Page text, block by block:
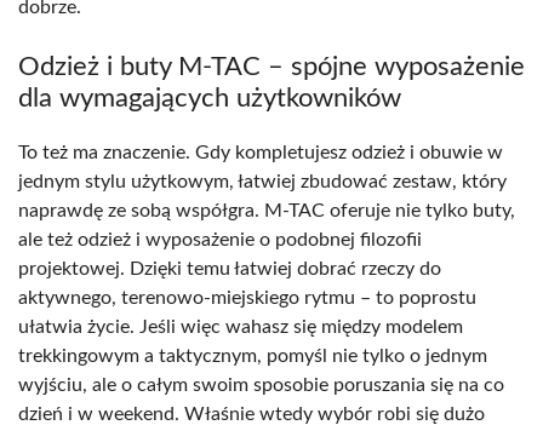
dobrze.
Odzież i buty M-TAC – spójne wyposażenie
dla wymagających użytkowników
To też ma znaczenie. Gdy kompletujesz odzież i obuwie w
jednym stylu użytkowym, łatwiej zbudować zestaw, który
naprawdę ze sobą współgra. M-TAC oferuje nie tylko buty,
ale też odzież i wyposażenie o podobnej filozofii
projektowej. Dzięki temu łatwiej dobrać rzeczy do
aktywnego, terenowo-miejskiego rytmu – to poprostu
ułatwia życie. Jeśli więc wahasz się między modelem
trekkingowym a taktycznym, pomyśl nie tylko o jednym
wyjściu, ale o całym swoim sposobie poruszania się na co
dzień i w weekend. Właśnie wtedy wybór robi się dużo